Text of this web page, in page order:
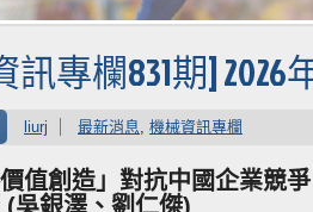
訊專欄831期] 2026
liurj 最新消息, 機械資訊專欄
值創造 」 對抗中國企業競
(吳銀澤、劉仁傑)